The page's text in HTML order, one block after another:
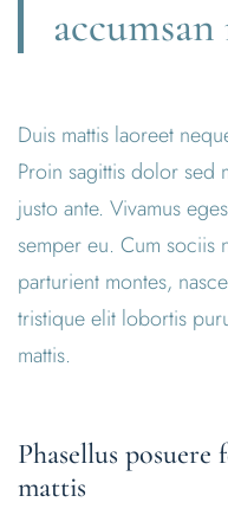
accumsan
Duis mattis laoreet
Proin sagittis dolor sed
justo ante. Vivamus
semper eu. Cum sociis
parturient montes,
tristique elit lobortis
mattis.
Phasellus
mattis